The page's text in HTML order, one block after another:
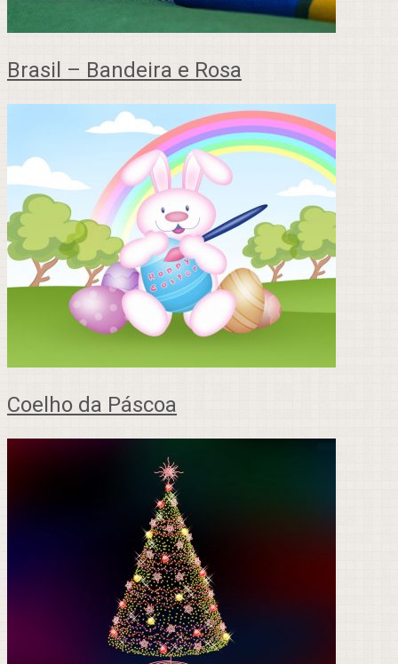
Brasil – Bandeira e Rosa
Coelho da Páscoa